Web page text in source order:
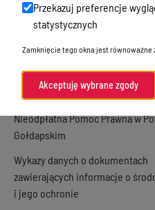
Informacje, konkursy,
zamówień publicznych
Menu Podmiotowe
Nieodpłatna Pomoc Prawna w
Gołdapskim
Wykazy danych o dokumentach
zawierających informacje o
i jego ochronie
Przekazuj preferencje
statystycznych
Zamknięcie tego okna jest równoważne
Akceptuję wybrane zgody